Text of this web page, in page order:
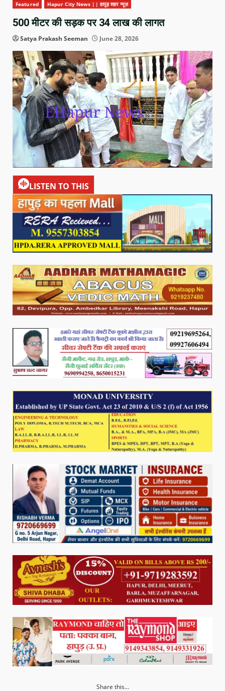
Featured Hapur City News || हापुड़ शहर न्यूज़
500 मीटर की सड़क पर 34 लाख की लागत
Satya Prakash Seeman June 28, 2026
LISTEN TO THIS
Share this...